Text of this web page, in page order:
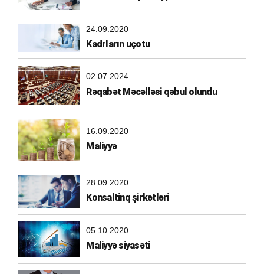
24.09.2020
Kadrların uçotu
02.07.2024
Rəqabət Məcəlləsi qəbul olundu
16.09.2020
Maliyyə
28.09.2020
Konsaltinq şirkətləri
05.10.2020
Maliyyə siyasəti